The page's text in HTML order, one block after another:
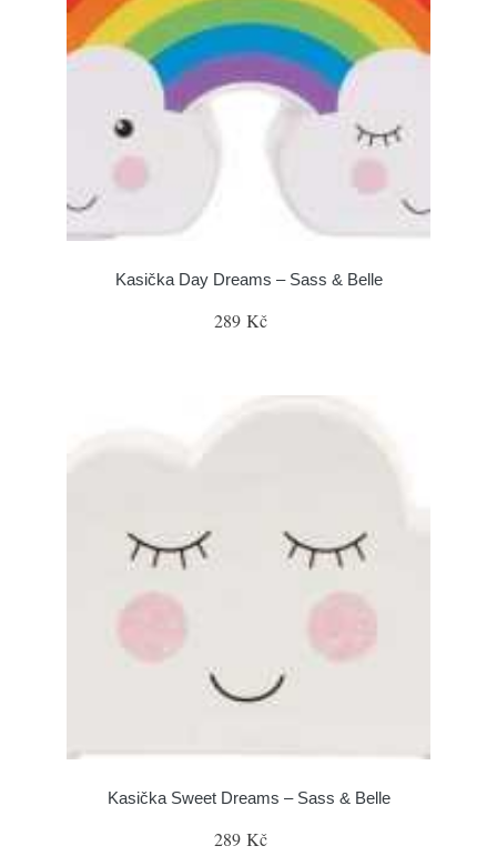
Kasička Day Dreams – Sass & Belle
289 Kč
Kasička Sweet Dreams – Sass & Belle
289 Kč